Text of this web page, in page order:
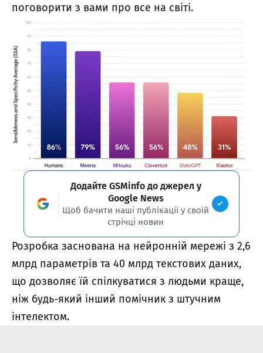
поговорити з вами про все на світі.
Додайте GSMinfo до джерел у
Google News
Щоб бачити наші публікації у своїй
стрічці новин
Розробка заснована на нейронній мережі з 2,6
млрд параметрів та 40 млрд текстових даних,
що дозволяє їй спілкуватися з людьми краще,
ніж будь-який інший помічник з штучним
інтелектом.